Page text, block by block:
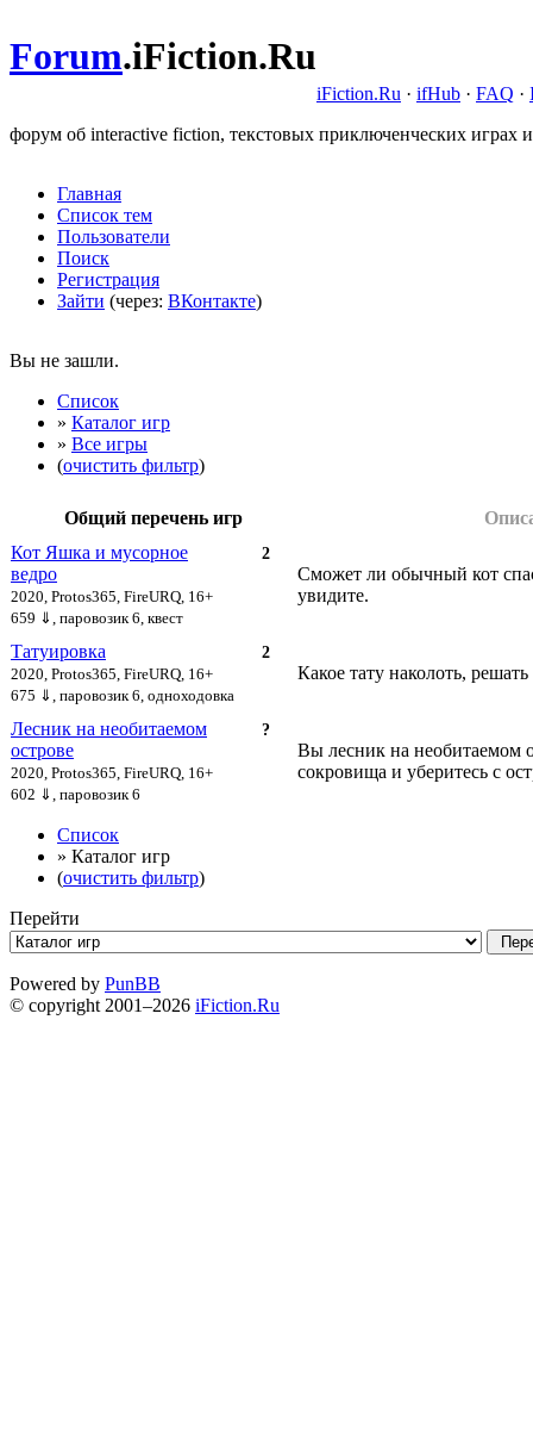
Forum.iFiction.Ru
iFiction.Ru · ifHub · FAQ ·
форум об interactive fiction, текстовых приключенческих играх
Главная
Список тем
Пользователи
Поиск
Регистрация
Зайти (через: ВКонтакте)
Вы не зашли.
Список
» Каталог игр
» Все игры
(очистить фильтр)
Общий перечень игр
2
Кот Яшка и мусорное
ведро
2020, Protos365, FireURQ, 16+
659 ⇓ , паровозик 6, квест
Сможет ли обычный кот
увидите.
2
Татуировка
2020, Protos365, FireURQ, 16+
675 ⇓ , паровозик 6, одноходовка
Какое тату наколоть,
?
Лесник на необитаемом
острове
2020, Protos365, FireURQ, 16+
602 ⇓ , паровозик 6
Вы лесник на необитаемом
сокровища и уберитесь с
Список
» Каталог игр
(очистить фильтр)
Перейти
Powered by PunBB
© copyright 2001–2026 iFiction.Ru